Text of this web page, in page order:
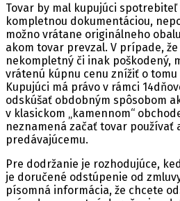
Tovar by mal kupujúci
kompletnou dokumentáciou,
možno vrátane originálneho
akom tovar prevzal. V prípade,
nekompletný či inak poškodený,
vrátenú kúpnu cenu znížiť o
Kupujúci má právo v rámci
odskúšať obdobným spôsobom
v klasickom „kamennom“
neznamená začať tovar používať
predávajúcemu.
Pre dodržanie je rozhodujúce,
je doručené odstúpenie od
písomná informácia, že chcete